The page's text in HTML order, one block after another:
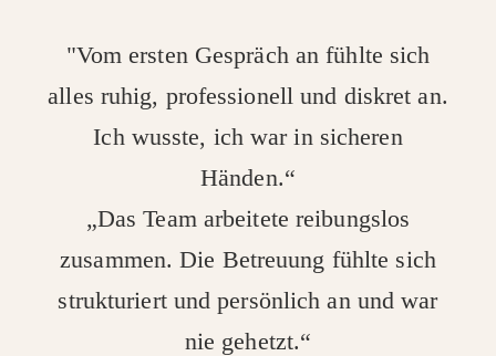
"Vom ersten Gespräch an fühlte sich
alles ruhig, professionell und diskret an.
Ich wusste, ich war in sicheren
Händen.“
„Das Team arbeitete reibungslos
zusammen. Die Betreuung fühlte sich
strukturiert und persönlich an und war
nie gehetzt.“